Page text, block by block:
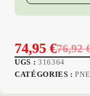
76,92
Le
prix
74,95 €Le
prix
UGS : 316364
CATÉGORIES :